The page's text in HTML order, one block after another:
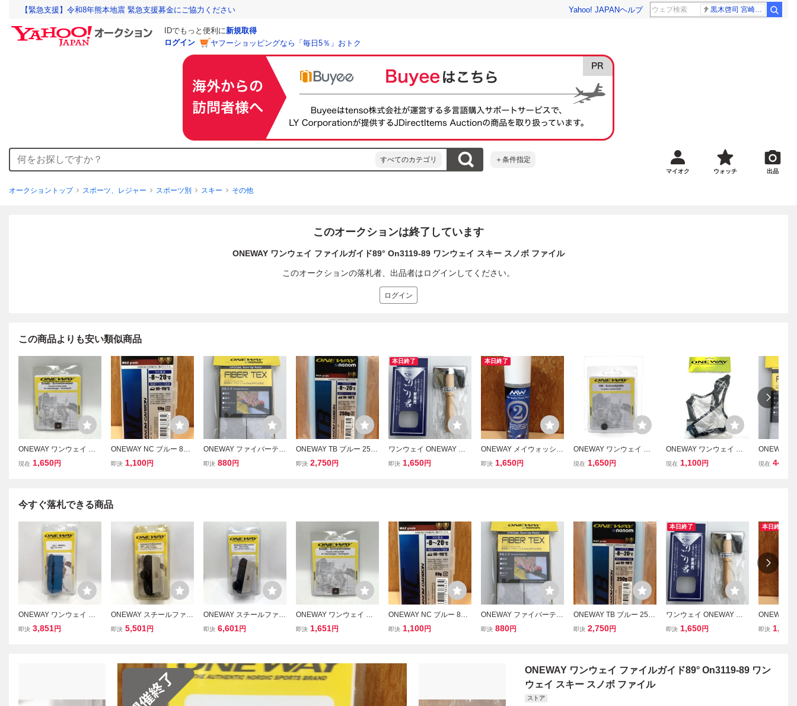
【緊急支援】令和8年熊本地震 緊急支援募金にご協力ください Yahoo! JAPANヘルプ 黒木啓司 宮崎麗果
IDでもっと便利に新規取得
ログイン
ヤフーショッピングなら「毎日5％」おトク
すべてのカテゴリ ＋条件指定
マイオク ウォッチ 出品
オークショントップ スポーツ、レジャー スポーツ別 スキー その他
このオークションは終了しています
ONEWAY ワンウェイ ファイルガイド89° On3119-89 ワンウェイ スキー スノボ ファイル
このオークションの落札者、出品者はログインしてください。
ログイン
この商品よりも安い類似商品
ONEWAY ワンウェイ 替
刃 square cutting blade
【道楽札幌】
現在 1,650円
ONEWAY NC ブルー 80
ｇ on8343 ワンウェイ ス
即決 1,100円
ONEWAY ファイバーテッ
クス 細目 粗目 ポリッシ
即決 880円
ONEWAY TB ブルー 250
ｇ On8753 ワックス ワン
即決 2,750円
本日終了
ワンウェイ ONEWAY ス
キー on5005 新品 ごりご
即決 1,650円
本日終了
ONEWAY メイウォッシュ
MEI WASH 300ml ゴアテ
即決 1,650円
ONEWAY ワンウェイ ボ
ーダーカッターPRO用 替
現在 1,650円
ONEWAY ワンウェイ ラ
ビット ストラップ サイズ
現在 1,100円
ONEWAY
バーテック
現在 440
今すぐ落札できる商品
ONEWAY ワンウェイ フ
ァイルガイド89° On3119
即決 3,851円
ONEWAY スチールファイ
ルガイドPRO 90° On312
楽札幌】
即決 5,501円
ONEWAY スチールファイ
ルガイドPRO 86° 3123-8
即決 6,601円
ONEWAY ワンウェイ 替
刃 square cutting blade
【道楽札幌】
即決 1,651円
ONEWAY NC ブルー 80
ｇ on8343 ワンウェイ ス
即決 1,100円
ONEWAY ファイバーテッ
クス 細目 粗目 ポリッシ
チューンナップ
即決 880円
ONEWAY TB ブルー 250
ｇ On8753 ワックス ワン
即決 2,750円
本日終了
ワンウェイ ONEWAY ス
キー on5005 新品 ごりご
ーボード
即決 1,650円
本日終了
ONEWAY
MEI WASH
即決 1,650
ONEWAY ワンウェイ ファイルガイド89° On3119-89 ワン
ウェイ スキー スノボ ファイル
ストア